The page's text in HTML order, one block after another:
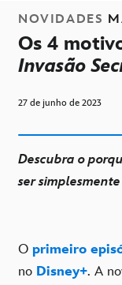
NOVIDADES
Os 4
Invasão
27 de junho de 2023
Descubra o
ser
O primeiro
no Disney+. A